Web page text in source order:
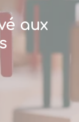
aux